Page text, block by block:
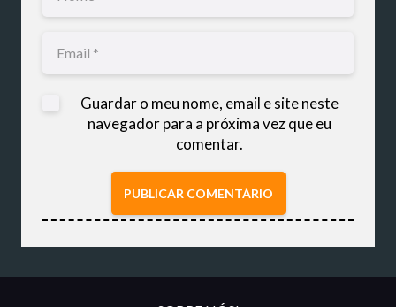
Guardar o meu nome, email e site neste
navegador para a próxima vez que eu
comentar.
PUBLICAR COMENTÁRIO